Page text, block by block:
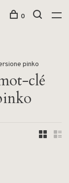
0
pinko
clé